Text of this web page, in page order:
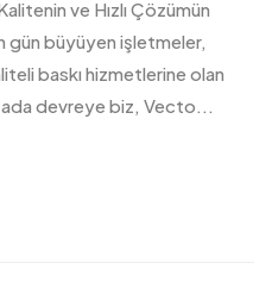
ve Hızlı Çözümün
gün büyüyen işletmeler,
baskı hizmetlerine olan
devreye biz, Vecto...